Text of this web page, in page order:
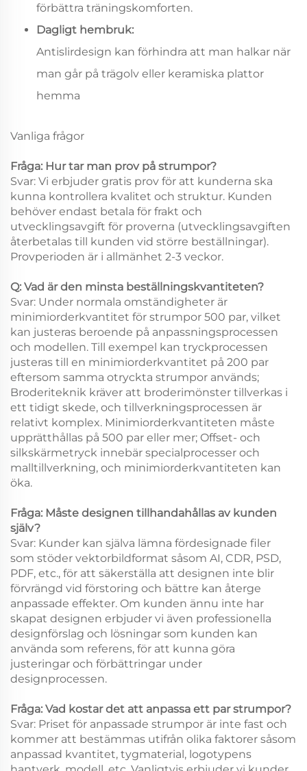
förbättra träningskomforten.
Dagligt hembruk:
Antislirdesign kan förhindra att man halkar när
man går på trägolv eller keramiska plattor
hemma
Vanliga frågor
Fråga: Hur tar man prov på strumpor?
Svar: Vi erbjuder gratis prov för att kunderna ska
kunna kontrollera kvalitet och struktur. Kunden
behöver endast betala för frakt och
utvecklingsavgift för proverna (utvecklingsavgiften
återbetalas till kunden vid större beställningar).
Provperioden är i allmänhet 2-3 veckor.
Q: Vad är den minsta beställningskvantiteten?
Svar: Under normala omständigheter är
minimiorderkvantitet för strumpor 500 par, vilket
kan justeras beroende på anpassningsprocessen
och modellen. Till exempel kan tryckprocessen
justeras till en minimiorderkvantitet på 200 par
eftersom samma otryckta strumpor används;
Broderiteknik kräver att broderimönster tillverkas i
ett tidigt skede, och tillverkningsprocessen är
relativt komplex. Minimiorderkvantiteten måste
upprätthållas på 500 par eller mer; Offset- och
silkskärmetryck innebär specialprocesser och
malltillverkning, och minimiorderkvantiteten kan
öka.
Fråga: Måste designen tillhandahållas av kunden
själv?
Svar: Kunder kan själva lämna fördesignade filer
som stöder vektorbildformat såsom AI, CDR, PSD,
PDF, etc., för att säkerställa att designen inte blir
förvrängd vid förstoring och bättre kan återge
anpassade effekter. Om kunden ännu inte har
skapat designen erbjuder vi även professionella
designförslag och lösningar som kunden kan
använda som referens, för att kunna göra
justeringar och förbättringar under
designprocessen.
Fråga: Vad kostar det att anpassa ett par strumpor?
Svar: Priset för anpassade strumpor är inte fast och
kommer att bestämmas utifrån olika faktorer såsom
anpassad kvantitet, tygmaterial, logotypens